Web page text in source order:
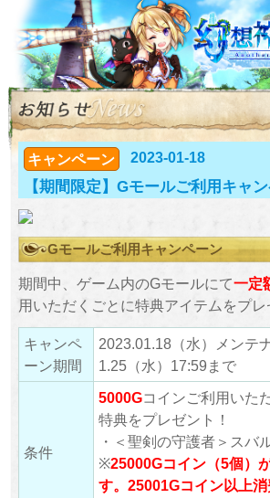
キャンペーン 2023-01-18
【期間限定】Gモールご利用キャ
Gモールご利用キャンペーン
期間中、ゲーム内のGモールにて一定
用いただくごとに特典アイテムをプレ
キャンペ
ーン期間
2023.01.18（水）メンテ
1.25（水）17:59まで
条件
5000Gコインご利用いた
特典をプレゼント！
・＜聖剣の守護者＞スバ
※25000Gコイン（5個）
す。25001Gコイン以上